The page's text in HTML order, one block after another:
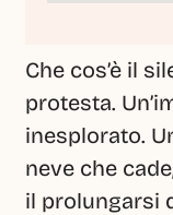
Che cos’è il
protesta.
inesplorato.
neve che
il prolungarsi